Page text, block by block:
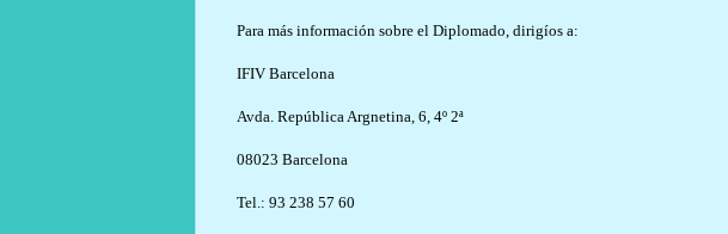
Para más información sobre el Diplomado, dirigíos a:
IFIV Barcelona
Avda. República Argnetina, 6, 4º 2ª
08023 Barcelona
Tel.: 93 238 57 60